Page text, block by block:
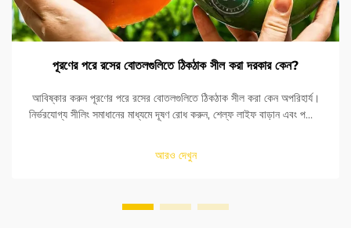
পূরণের পরে রসের বোতলগুলিতে ঠিকঠাক সীল করা দরকার কেন?
আবিষ্কার করুন পূরণের পরে রসের বোতলগুলিতে ঠিকঠাক সীল করা কেন অপরিহার্য।
নির্ভরযোগ্য সীলিং সমাধানের মাধ্যমে দূষণ রোধ করুন, শেল্ফ লাইফ বাড়ান এবং পণ্যের
আরও দেখুন